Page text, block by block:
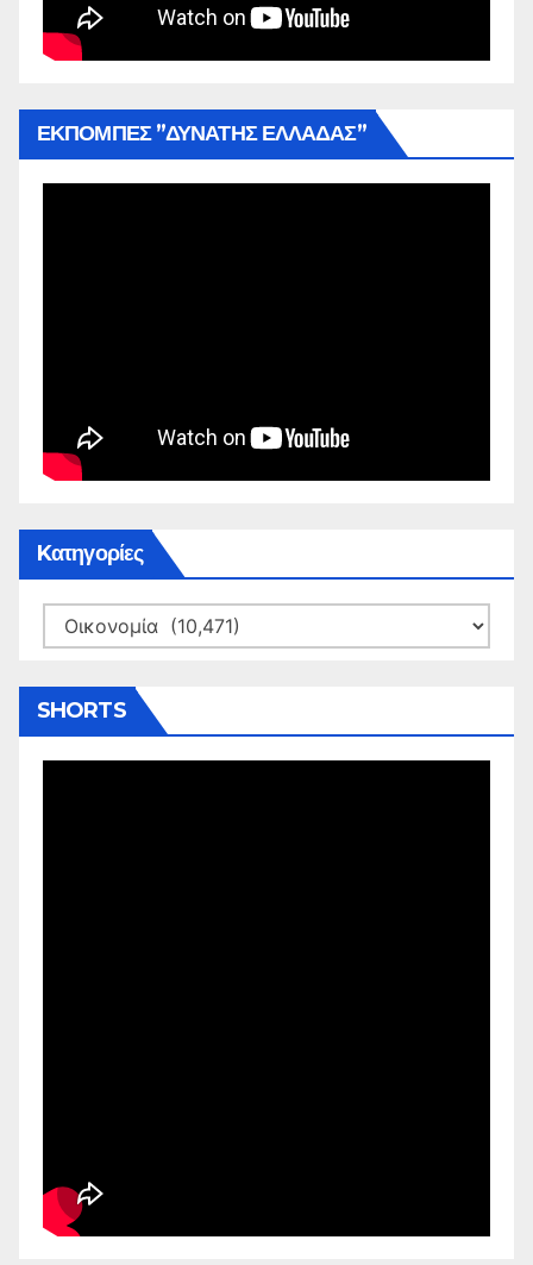
ΕΚΠΟΜΠΕΣ ”ΔΥΝΑΤΗΣ ΕΛΛΑΔΑΣ”
Kατηγορίες
Kατηγορίες
SHORTS